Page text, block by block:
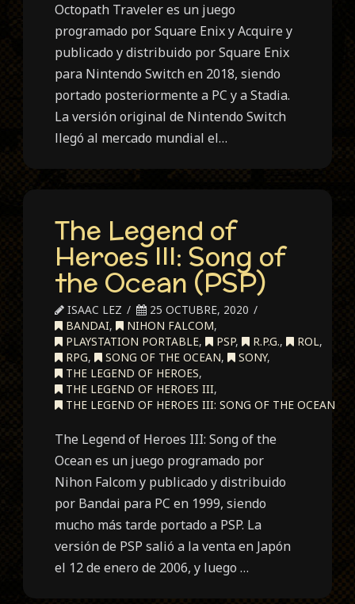
Octopath Traveler es un juego
programado por Square Enix y Acquire y
publicado y distribuido por Square Enix
para Nintendo Switch en 2018, siendo
portado posteriormente a PC y a Stadia.
La versión original de Nintendo Switch
llegó al mercado mundial el…
The Legend of
Heroes III: Song of
the Ocean (PSP)
ISAAC LEZ
25 OCTUBRE, 2020
BANDAI, NIHON FALCOM,
PLAYSTATION PORTABLE, PSP, R.P.G., ROL,
RPG, SONG OF THE OCEAN, SONY,
THE LEGEND OF HEROES,
THE LEGEND OF HEROES III,
THE LEGEND OF HEROES III: SONG OF THE OCEAN
The Legend of Heroes III: Song of the
Ocean es un juego programado por
Nihon Falcom y publicado y distribuido
por Bandai para PC en 1999, siendo
mucho más tarde portado a PSP. La
versión de PSP salió a la venta en Japón
el 12 de enero de 2006, y luego …